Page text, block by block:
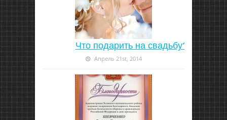
Что подарить на свадьбу?
Апрель 21st, 2014